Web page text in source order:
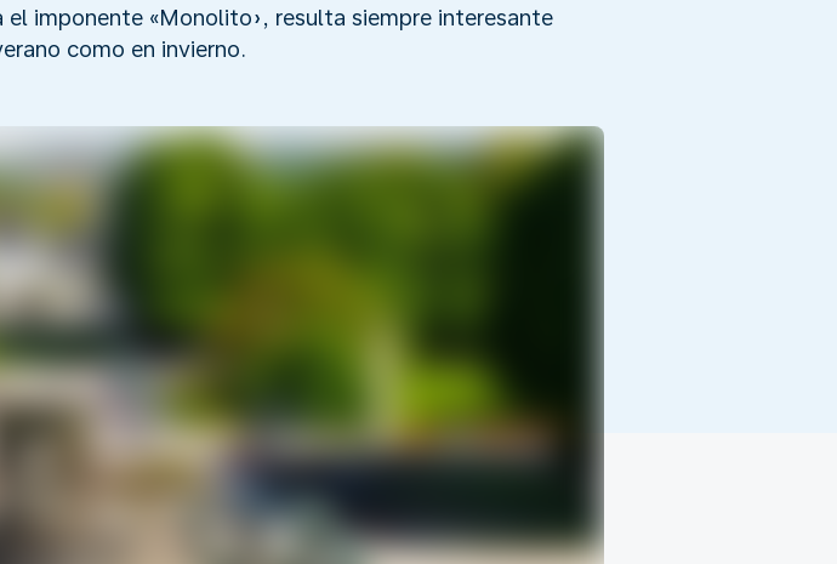
imponente «Monolito», resulta siempre interesante
como en invierno.